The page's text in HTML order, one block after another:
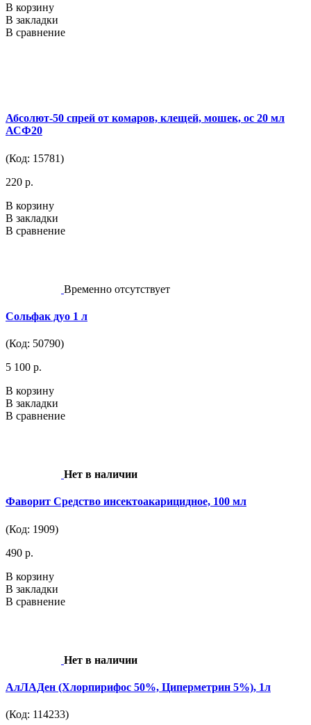
В корзину
В закладки
В сравнение
Абсолют-50 спрей от комаров, клещей, мошек, ос 20 мл
АСФ20
(Код: 15781)
220 р.
В корзину
В закладки
В сравнение
Временно отсутствует
Сольфак дуо 1 л
(Код: 50790)
5 100 р.
В корзину
В закладки
В сравнение
Нет в наличии
Фаворит Средство инсектоакарицидное, 100 мл
(Код: 1909)
490 р.
В корзину
В закладки
В сравнение
Нет в наличии
АлЛАДен (Хлорпирифос 50%, Циперметрин 5%), 1л
(Код: 114233)